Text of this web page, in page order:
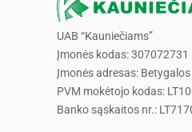
UAB “Kauniečiams”
Įmonės kodas: 307072731
Įmonės adresas:
PVM mokėtojo kodas:
Banko sąskaitos nr.: